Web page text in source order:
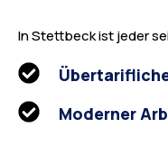
In Stettbeck ist jeder
Moderner